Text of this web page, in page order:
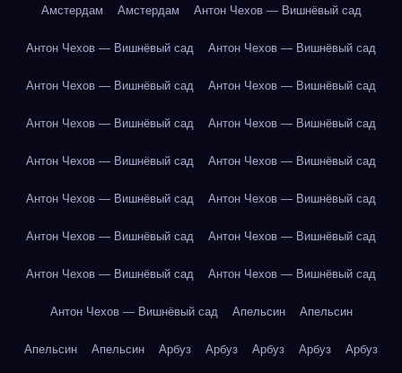
Амстердам Амстердам Антон Чехов — Вишнёвый сад
Антон Чехов — Вишнёвый сад Антон Чехов — Вишнёвый сад
Антон Чехов — Вишнёвый сад Антон Чехов — Вишнёвый сад
Антон Чехов — Вишнёвый сад Антон Чехов — Вишнёвый сад
Антон Чехов — Вишнёвый сад Антон Чехов — Вишнёвый сад
Антон Чехов — Вишнёвый сад Антон Чехов — Вишнёвый сад
Антон Чехов — Вишнёвый сад Антон Чехов — Вишнёвый сад
Антон Чехов — Вишнёвый сад Антон Чехов — Вишнёвый сад
Антон Чехов — Вишнёвый сад Апельсин Апельсин
Апельсин Апельсин Арбуз Арбуз Арбуз Арбуз Арбуз